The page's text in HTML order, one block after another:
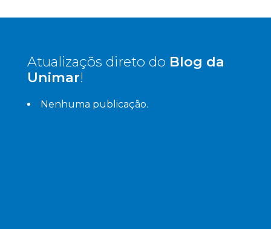
Atualizaçõs direto do Blog da
Unimar!
Nenhuma publicação.